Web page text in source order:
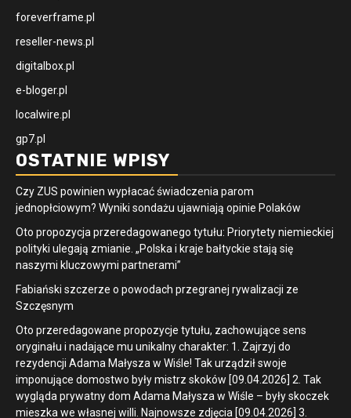
foreverframe.pl
reseller-news.pl
digitalbox.pl
e-bloger.pl
localwire.pl
gp7.pl
OSTATNIE WPISY
Czy ZUS powinien wypłacać świadczenia parom
jednopłciowym? Wyniki sondażu ujawniają opinie Polaków
Oto propozycja przeredagowanego tytułu: Priorytety niemieckiej
polityki ulegają zmianie. „Polska i kraje bałtyckie stają się
naszymi kluczowymi partnerami”
Fabiański szczerze o powodach przegranej rywalizacji ze
Szczęsnym
Oto przeredagowane propozycje tytułu, zachowujące sens
oryginału i nadające mu unikalny charakter: 1. Zajrzyj do
rezydencji Adama Małysza w Wiśle! Tak urządził swoje
imponujące domostwo były mistrz skoków [09.04.2026] 2. Tak
wygląda prywatny dom Adama Małysza w Wiśle – były skoczek
mieszka we własnej willi. Najnowsze zdjęcia [09.04.2026] 3.